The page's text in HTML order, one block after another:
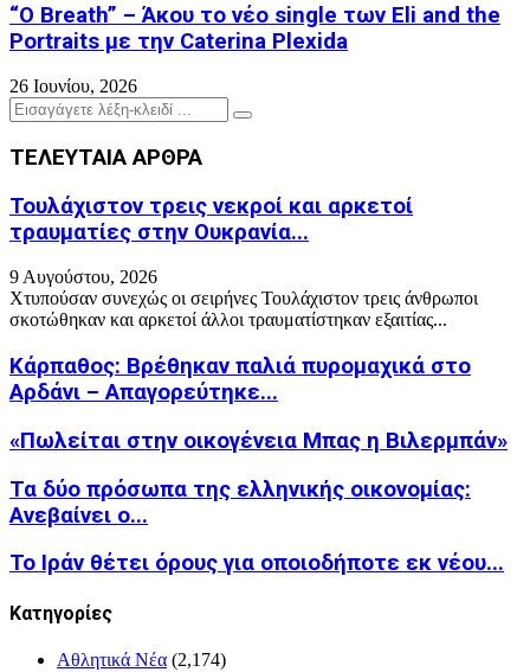
“O Breath” – Άκου το νέο single των Eli and the
Portraits με την Caterina Plexida
26 Ιουνίου, 2026
Search
for:
Search
ΤΕΛΕΥΤΑΙΑ ΑΡΘΡΑ
Τουλάχιστον τρεις νεκροί και αρκετοί
τραυματίες στην Ουκρανία...
9 Αυγούστου, 2026
Χτυπούσαν συνεχώς οι σειρήνες Τουλάχιστον τρεις άνθρωποι
σκοτώθηκαν και αρκετοί άλλοι τραυματίστηκαν εξαιτίας...
Κάρπαθος: Βρέθηκαν παλιά πυρομαχικά στο
Αρδάνι – Απαγορεύτηκε...
«Πωλείται στην οικογένεια Μπας η Βιλερμπάν»
Τα δύο πρόσωπα της ελληνικής οικονομίας:
Aνεβαίνει ο...
Το Ιράν θέτει όρους για οποιοδήποτε εκ νέου...
Kατηγορίες
Αθλητικά Νέα (2,174)